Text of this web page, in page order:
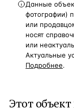
Данные
фотографии)
или
носят
или
Актуальные
Подробнее.
Этот